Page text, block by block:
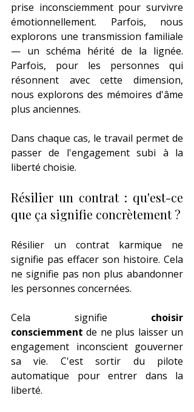
prise inconsciemment pour survivre
émotionnellement. Parfois, nous
explorons une transmission familiale
— un schéma hérité de la lignée.
Parfois, pour les personnes qui
résonnent avec cette dimension,
nous explorons des mémoires d'âme
plus anciennes.
Dans chaque cas, le travail permet de
passer de l'engagement subi à la
liberté choisie.
Résilier un contrat : qu'est-ce
que ça signifie concrètement ?
Résilier un contrat karmique ne
signifie pas effacer son histoire. Cela
ne signifie pas non plus abandonner
les personnes concernées.
Cela signifie choisir
consciemment de ne plus laisser un
engagement inconscient gouverner
sa vie. C'est sortir du pilote
automatique pour entrer dans la
liberté.